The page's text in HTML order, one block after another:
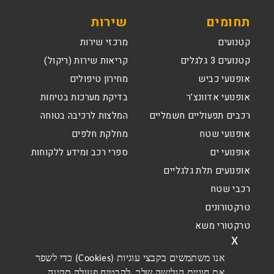
אנו משתמשים בקבצי עוגיות (Cookies) כדי לשפר
x
תחומים
קטנועים
קטנועים 3 גלגלים
אופנועי כביש
אופנועי אדוונצ’ר
רכבים תפעוליים חשמליים
אופנועי שטח
אופנועי ים
אופנועים תלת גלגליים
רכבי שטח
טרקטורונים
טרקטורי משא
שירות
מרכזי שירות
קריאות שירות (ריקול)
מחירון טיפולים
בדיקת מערכות בטיחות
המלצות לרכיבה בטוחה
מחלקת חלפים
ספרי רכב ומידע ללקוחות